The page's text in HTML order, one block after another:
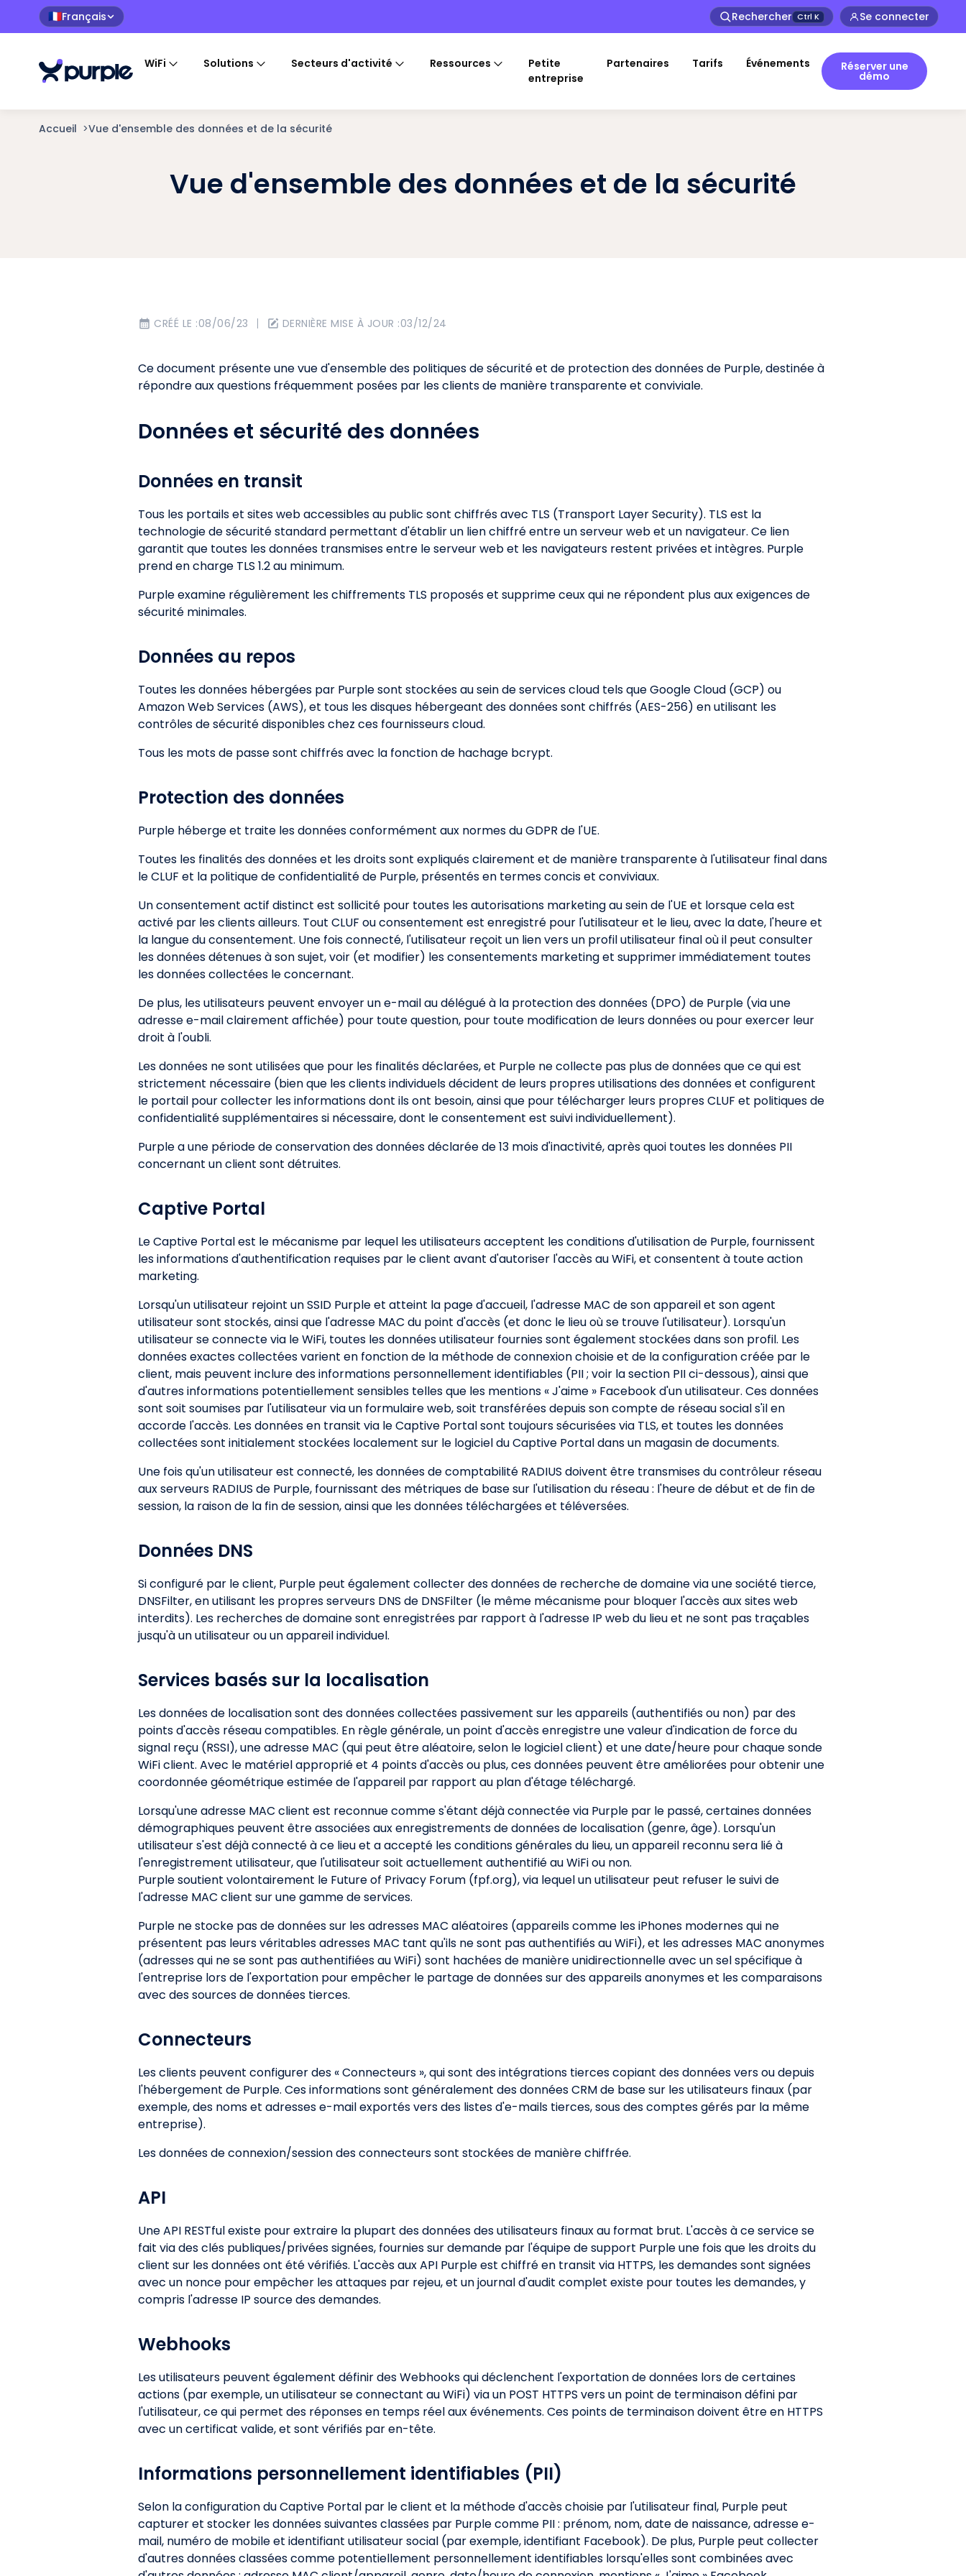
🇫🇷Français Rechercher Ctrl K Se connecter
WiFi Solutions Secteurs d'activité Ressources
Petite
entreprise
Partenaires Tarifs Événements Réserver une
démo
Accueil >Vue d'ensemble des données et de la sécurité
Vue d'ensemble des données et de la sécurité
CRÉÉ LE :08/06/23 DERNIÈRE MISE À JOUR :03/12/24
Ce document présente une vue d'ensemble des politiques de sécurité et de protection des données de Purple, destinée à
répondre aux questions fréquemment posées par les clients de manière transparente et conviviale.
Données et sécurité des données
Données en transit
Tous les portails et sites web accessibles au public sont chiffrés avec TLS (Transport Layer Security). TLS est la
technologie de sécurité standard permettant d'établir un lien chiffré entre un serveur web et un navigateur. Ce lien
garantit que toutes les données transmises entre le serveur web et les navigateurs restent privées et intègres. Purple
prend en charge TLS 1.2 au minimum.
Purple examine régulièrement les chiffrements TLS proposés et supprime ceux qui ne répondent plus aux exigences de
sécurité minimales.
Données au repos
Toutes les données hébergées par Purple sont stockées au sein de services cloud tels que Google Cloud (GCP) ou
Amazon Web Services (AWS), et tous les disques hébergeant des données sont chiffrés (AES-256) en utilisant les
contrôles de sécurité disponibles chez ces fournisseurs cloud.
Tous les mots de passe sont chiffrés avec la fonction de hachage bcrypt.
Protection des données
Purple héberge et traite les données conformément aux normes du GDPR de l'UE.
Toutes les finalités des données et les droits sont expliqués clairement et de manière transparente à l'utilisateur final dans
le CLUF et la politique de confidentialité de Purple, présentés en termes concis et conviviaux.
Un consentement actif distinct est sollicité pour toutes les autorisations marketing au sein de l'UE et lorsque cela est
activé par les clients ailleurs. Tout CLUF ou consentement est enregistré pour l'utilisateur et le lieu, avec la date, l'heure et
la langue du consentement. Une fois connecté, l'utilisateur reçoit un lien vers un profil utilisateur final où il peut consulter
les données détenues à son sujet, voir (et modifier) les consentements marketing et supprimer immédiatement toutes
les données collectées le concernant.
De plus, les utilisateurs peuvent envoyer un e-mail au délégué à la protection des données (DPO) de Purple (via une
adresse e-mail clairement affichée) pour toute question, pour toute modification de leurs données ou pour exercer leur
droit à l'oubli.
Les données ne sont utilisées que pour les finalités déclarées, et Purple ne collecte pas plus de données que ce qui est
strictement nécessaire (bien que les clients individuels décident de leurs propres utilisations des données et configurent
le portail pour collecter les informations dont ils ont besoin, ainsi que pour télécharger leurs propres CLUF et politiques de
confidentialité supplémentaires si nécessaire, dont le consentement est suivi individuellement).
Purple a une période de conservation des données déclarée de 13 mois d'inactivité, après quoi toutes les données PII
concernant un client sont détruites.
Captive Portal
Le Captive Portal est le mécanisme par lequel les utilisateurs acceptent les conditions d'utilisation de Purple, fournissent
les informations d'authentification requises par le client avant d'autoriser l'accès au WiFi, et consentent à toute action
marketing.
Lorsqu'un utilisateur rejoint un SSID Purple et atteint la page d'accueil, l'adresse MAC de son appareil et son agent
utilisateur sont stockés, ainsi que l'adresse MAC du point d'accès (et donc le lieu où se trouve l'utilisateur). Lorsqu'un
utilisateur se connecte via le WiFi, toutes les données utilisateur fournies sont également stockées dans son profil. Les
données exactes collectées varient en fonction de la méthode de connexion choisie et de la configuration créée par le
client, mais peuvent inclure des informations personnellement identifiables (PII ; voir la section PII ci-dessous), ainsi que
d'autres informations potentiellement sensibles telles que les mentions « J'aime » Facebook d'un utilisateur. Ces données
sont soit soumises par l'utilisateur via un formulaire web, soit transférées depuis son compte de réseau social s'il en
accorde l'accès. Les données en transit via le Captive Portal sont toujours sécurisées via TLS, et toutes les données
collectées sont initialement stockées localement sur le logiciel du Captive Portal dans un magasin de documents.
Une fois qu'un utilisateur est connecté, les données de comptabilité RADIUS doivent être transmises du contrôleur réseau
aux serveurs RADIUS de Purple, fournissant des métriques de base sur l'utilisation du réseau : l'heure de début et de fin de
session, la raison de la fin de session, ainsi que les données téléchargées et téléversées.
Données DNS
Si configuré par le client, Purple peut également collecter des données de recherche de domaine via une société tierce,
DNSFilter, en utilisant les propres serveurs DNS de DNSFilter (le même mécanisme pour bloquer l'accès aux sites web
interdits). Les recherches de domaine sont enregistrées par rapport à l'adresse IP web du lieu et ne sont pas traçables
jusqu'à un utilisateur ou un appareil individuel.
Services basés sur la localisation
Les données de localisation sont des données collectées passivement sur les appareils (authentifiés ou non) par des
points d'accès réseau compatibles. En règle générale, un point d'accès enregistre une valeur d'indication de force du
signal reçu (RSSI), une adresse MAC (qui peut être aléatoire, selon le logiciel client) et une date/heure pour chaque sonde
WiFi client. Avec le matériel approprié et 4 points d'accès ou plus, ces données peuvent être améliorées pour obtenir une
coordonnée géométrique estimée de l'appareil par rapport au plan d'étage téléchargé.
Lorsqu'une adresse MAC client est reconnue comme s'étant déjà connectée via Purple par le passé, certaines données
démographiques peuvent être associées aux enregistrements de données de localisation (genre, âge). Lorsqu'un
utilisateur s'est déjà connecté à ce lieu et a accepté les conditions générales du lieu, un appareil reconnu sera lié à
l'enregistrement utilisateur, que l'utilisateur soit actuellement authentifié au WiFi ou non.
Purple soutient volontairement le Future of Privacy Forum (fpf.org), via lequel un utilisateur peut refuser le suivi de
l'adresse MAC client sur une gamme de services.
Purple ne stocke pas de données sur les adresses MAC aléatoires (appareils comme les iPhones modernes qui ne
présentent pas leurs véritables adresses MAC tant qu'ils ne sont pas authentifiés au WiFi), et les adresses MAC anonymes
(adresses qui ne se sont pas authentifiées au WiFi) sont hachées de manière unidirectionnelle avec un sel spécifique à
l'entreprise lors de l'exportation pour empêcher le partage de données sur des appareils anonymes et les comparaisons
avec des sources de données tierces.
Connecteurs
Les clients peuvent configurer des « Connecteurs », qui sont des intégrations tierces copiant des données vers ou depuis
l'hébergement de Purple. Ces informations sont généralement des données CRM de base sur les utilisateurs finaux (par
exemple, des noms et adresses e-mail exportés vers des listes d'e-mails tierces, sous des comptes gérés par la même
entreprise).
Les données de connexion/session des connecteurs sont stockées de manière chiffrée.
API
Une API RESTful existe pour extraire la plupart des données des utilisateurs finaux au format brut. L'accès à ce service se
fait via des clés publiques/privées signées, fournies sur demande par l'équipe de support Purple une fois que les droits du
client sur les données ont été vérifiés. L'accès aux API Purple est chiffré en transit via HTTPS, les demandes sont signées
avec un nonce pour empêcher les attaques par rejeu, et un journal d'audit complet existe pour toutes les demandes, y
compris l'adresse IP source des demandes.
Webhooks
Les utilisateurs peuvent également définir des Webhooks qui déclenchent l'exportation de données lors de certaines
actions (par exemple, un utilisateur se connectant au WiFi) via un POST HTTPS vers un point de terminaison défini par
l'utilisateur, ce qui permet des réponses en temps réel aux événements. Ces points de terminaison doivent être en HTTPS
avec un certificat valide, et sont vérifiés par en-tête.
Informations personnellement identifiables (PII)
Selon la configuration du Captive Portal par le client et la méthode d'accès choisie par l'utilisateur final, Purple peut
capturer et stocker les données suivantes classées par Purple comme PII : prénom, nom, date de naissance, adresse e-
mail, numéro de mobile et identifiant utilisateur social (par exemple, identifiant Facebook). De plus, Purple peut collecter
d'autres données classées comme potentiellement personnellement identifiables lorsqu'elles sont combinées avec